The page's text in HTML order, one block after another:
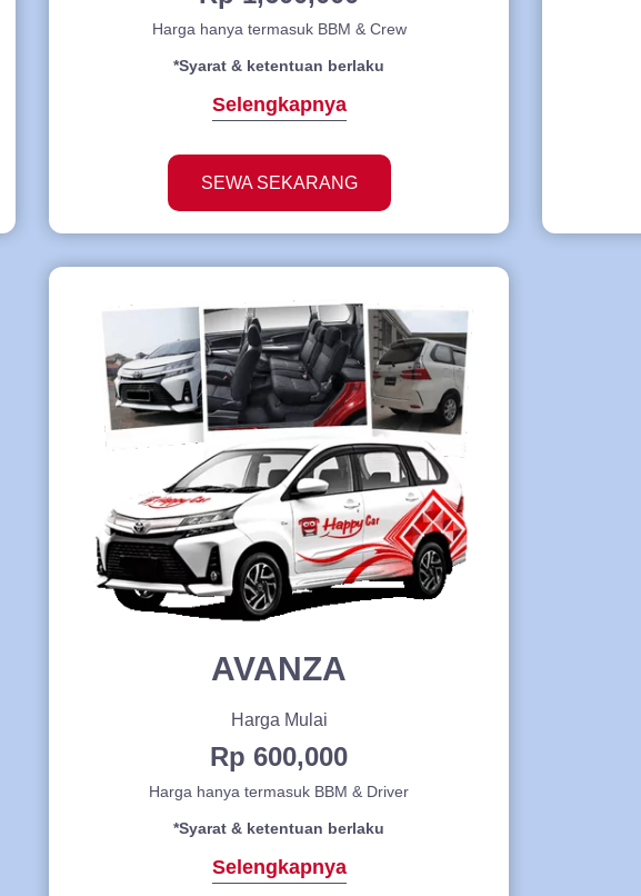
Harga hanya termasuk BBM & Crew
*Syarat & ketentuan berlaku
Selengkapnya
SEWA SEKARANG
AVANZA
Harga Mulai
Rp 600,000
Harga hanya termasuk BBM & Driver
*Syarat & ketentuan berlaku
Selengkapnya